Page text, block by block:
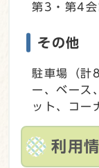
第3・第4会
その他
駐車場（計
ー、ベース
ット、コー
利用